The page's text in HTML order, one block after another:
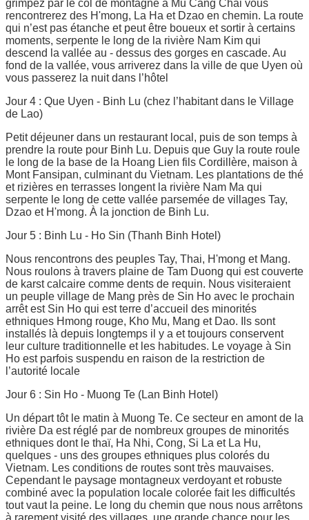
grimpez par le col de montagne à Mu Cang Chai vous
rencontrerez des H'mong, La Ha et Dzao en chemin. La route
qui n’est pas étanche et peut être boueux et sortir à certains
moments, serpente le long de la rivière Nam Kim qui
descend la vallée au - dessus des gorges en cascade. Au
fond de la vallée, vous arriverez dans la ville de que Uyen où
vous passerez la nuit dans l’hôtel
Jour 4 : Que Uyen - Binh Lu (chez l’habitant dans le Village
de Lao)
Petit déjeuner dans un restaurant local, puis de son temps à
prendre la route pour Binh Lu. Depuis que Guy la route roule
le long de la base de la Hoang Lien fils Cordillère, maison à
Mont Fansipan, culminant du Vietnam. Les plantations de thé
et rizières en terrasses longent la rivière Nam Ma qui
serpente le long de cette vallée parsemée de villages Tay,
Dzao et H'mong. À la jonction de Binh Lu.
Jour 5 : Binh Lu - Ho Sin (Thanh Binh Hotel)
Nous rencontrons des peuples Tay, Thai, H'mong et Mang.
Nous roulons à travers plaine de Tam Duong qui est couverte
de karst calcaire comme dents de requin. Nous visiteraient
un peuple village de Mang près de Sin Ho avec le prochain
arrêt est Sin Ho qui est terre d’accueil des minorités
ethniques Hmong rouge, Kho Mu, Mang et Dao. Ils sont
installés là depuis longtemps il y a et toujours conservent
leur culture traditionnelle et les habitudes. Le voyage à Sin
Ho est parfois suspendu en raison de la restriction de
l’autorité locale
Jour 6 : Sin Ho - Muong Te (Lan Binh Hotel)
Un départ tôt le matin à Muong Te. Ce secteur en amont de la
rivière Da est réglé par de nombreux groupes de minorités
ethniques dont le thaï, Ha Nhi, Cong, Si La et La Hu,
quelques - uns des groupes ethniques plus colorés du
Vietnam. Les conditions de routes sont très mauvaises.
Cependant le paysage montagneux verdoyant et robuste
combiné avec la population locale colorée fait les difficultés
tout vaut la peine. Le long du chemin que nous nous arrêtons
à rarement visité des villages, une grande chance pour les